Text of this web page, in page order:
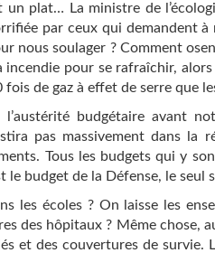
plat… La ministre de
par ceux qui demandent
nous soulager ? Comment
incendie pour se rafraîchir,
de gaz à effet de serre que
l’austérité budgétaire avant
pas massivement dans la
Tous les budgets qui y
le budget de la Défense, le seul
les écoles ? On laisse les
des hôpitaux ? Même chose,
et des couvertures de survie.